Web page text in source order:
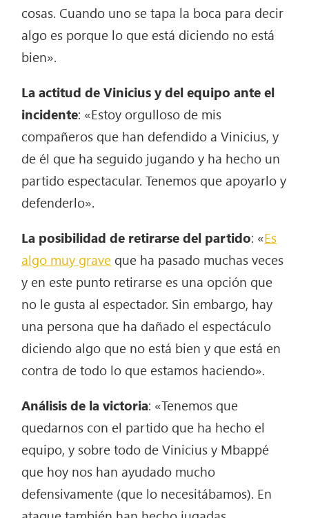
cosas. Cuando uno se tapa la boca para decir
algo es porque lo que está diciendo no está
bien».
La actitud de Vinicius y del equipo ante el
incidente: «Estoy orgulloso de mis
compañeros que han defendido a Vinicius, y
de él que ha seguido jugando y ha hecho un
partido espectacular. Tenemos que apoyarlo y
defenderlo».
La posibilidad de retirarse del partido: «Es
algo muy grave que ha pasado muchas veces
y en este punto retirarse es una opción que
no le gusta al espectador. Sin embargo, hay
una persona que ha dañado el espectáculo
diciendo algo que no está bien y que está en
contra de todo lo que estamos haciendo».
Análisis de la victoria: «Tenemos que
quedarnos con el partido que ha hecho el
equipo, y sobre todo de Vinicius y Mbappé
que hoy nos han ayudado mucho
defensivamente (que lo necesitábamos). En